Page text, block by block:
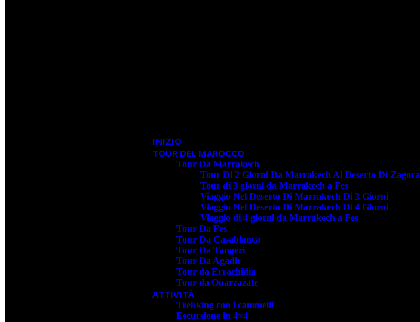
INIZIO
TOUR DEL MAROCCO
Tour Da Marrakech
Tour Di 2 Giorni Da Marrakech Al Deserto Di Zagora
Tour di 3 giorni da Marrakech a Fes
Viaggio Nel Deserto Di Marrakech Di 3 Giorni
Viaggio Nel Deserto Di Marrakech Di 4 Giorni
Viaggio di 4 giorni da Marrakech a Fes
Tour Da Fes
Tour Da Casablanca
Tour Da Tangeri
Tour Da Agadir
Tour da Errachidia
Tour da Ouarzazate
ATTIVITÀ
Trekking con i cammelli
Escursione in 4×4